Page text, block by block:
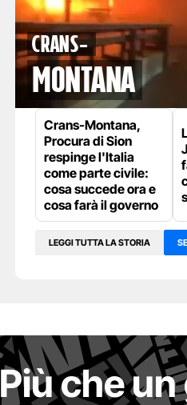
Crans-
Montana
Crans-Montana,
Procura di Sion
respinge l'Italia
come parte civile:
cosa succede ora e
cosa farà il governo
LEGGI TUTTA LA STORIA
Più che